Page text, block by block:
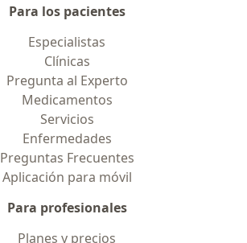
Para los pacientes
Especialistas
Clínicas
Pregunta al Experto
Medicamentos
Servicios
Enfermedades
Preguntas Frecuentes
Aplicación para móvil
Para profesionales
Planes y precios